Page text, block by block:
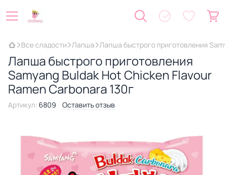
Все сладости Лапша Лапша быстрого приготовления
Лапша быстрого приготовления
Samyang Buldak Hot Chicken Flavour
Ramen Carbonara 130г
Артикул: 6809 Оставить отзыв